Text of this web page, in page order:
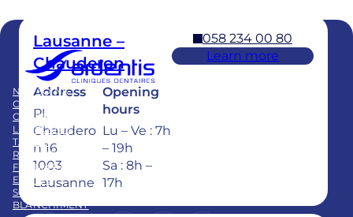
Lausanne –
Chauderon
Address
Pl.
Chaudero
n 16
1003
Lausanne
Opening
hours
Lu – Ve : 7h
– 19h
Sa : 8h –
17h
058 234 00 80
Learn more
NOS SOINS
CLINIQUES
CARRIÈRE
LE GROUPE
TARIFS
REPRISE CABINET
FORMATION
EQUIPE
SOINS DENTAIRES POUR ENFANTS
BLANCHIMENT